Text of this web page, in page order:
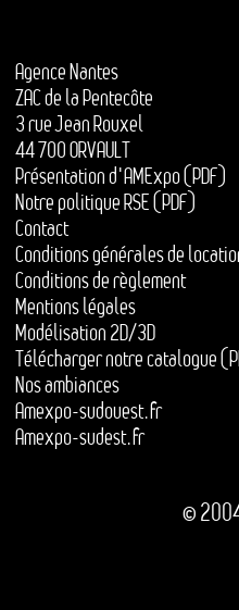
Agence Nantes
ZAC de la Pentecôte
3 rue Jean Rouxel
44 700 ORVAULT
Présentation d'AMExpo (PDF)
Notre politique RSE (PDF)
Contact
Conditions générales de
Conditions de règlement
Mentions légales
Modélisation 2D/3D
Télécharger notre catalogue
Nos ambiances
Amexpo-sudouest.fr
Amexpo-sudest.fr
©